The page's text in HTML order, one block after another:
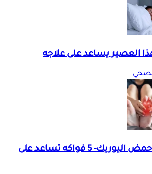
العصير يساعد على علاجه
وداعًا لارتفاع حمض اليوريك- 5 فواكه تساعد على